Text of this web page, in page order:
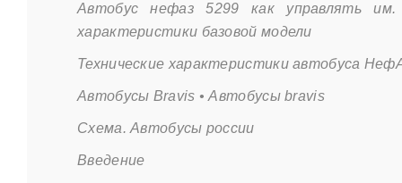
Автобус нефаз 5299 как управлять им.
характеристики базовой модели
Технические характеристики автобуса
Автобусы Bravis • Автобусы bravis
Схема. Автобусы россии
Введение